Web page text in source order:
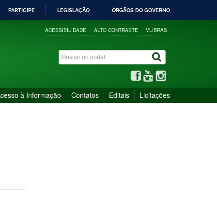
PARTICIPE LEGISLAÇÃO ÓRGÃOS DO GOVERNO
ACESSIBILIDADE ALTO CONTRASTE VLIBRAS
à Informação Contatos Editais Licitações